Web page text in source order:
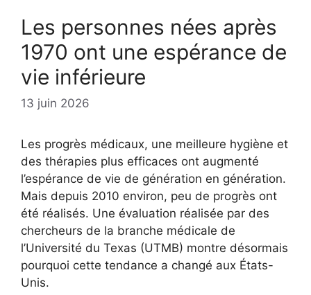
Les personnes nées après
1970 ont une espérance de
vie inférieure
13 juin 2026
Les progrès médicaux, une meilleure hygiène et
des thérapies plus efficaces ont augmenté
l’espérance de vie de génération en génération.
Mais depuis 2010 environ, peu de progrès ont
été réalisés. Une évaluation réalisée par des
chercheurs de la branche médicale de
l’Université du Texas (UTMB) montre désormais
pourquoi cette tendance a changé aux États-
Unis.